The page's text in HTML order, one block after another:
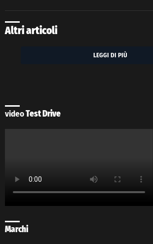
Altri articoli
LEGGI DI PIÙ
videoTest Drive
Marchi